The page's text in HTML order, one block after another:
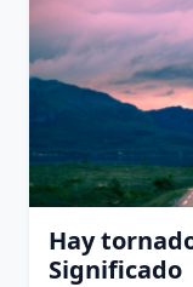
Hay
Significado